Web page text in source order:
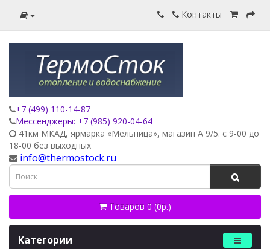
Контакты
+7 (499) 110-14-87
Мессенджеры: +7 (985) 920-04-64
41км МКАД, ярмарка «Мельница», магазин А 9/5. с 9-00 до
18-00 без выходных
info@thermostock.ru
Товаров 0 (0р.)
Категории